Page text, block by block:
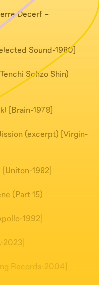
Decerf –
Sound-1980]
Sohzo Shin)
[Brain-1978]
(excerpt) [Virgin-
1982]
(Part 15)
1992]
2023]
Records-2004]